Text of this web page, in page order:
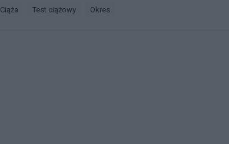
ciąża test ciążowy okres